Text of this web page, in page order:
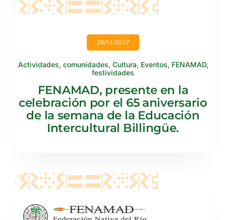
29/11/2017
Actividades, comunidades, Cultura, Eventos, FENAMAD,
festividades
FENAMAD, presente en la
celebración por el 65 aniversario
de la semana de la Educación
Intercultural Billingüe.